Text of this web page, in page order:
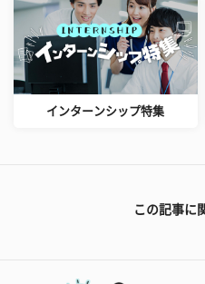
インターンシップ特集
この記事に